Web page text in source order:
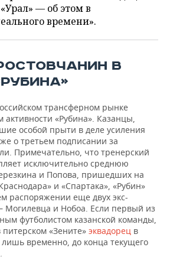
— об этом в
времени».
В
трансферном рынке
активности «Рубина». Казанцы,
особой прыти в деле усиления
о третьем подписании за
Примечательно, что тренерский
исключительно среднюю
и Попова, пришедших на
и «Спартака», «Рубин»
распоряжении еще двух экс-
Могилевца и Нобоа. Если первый из
футболистом казанской команды,
«Зените» эквадорец в
лишь временно, до конца текущего